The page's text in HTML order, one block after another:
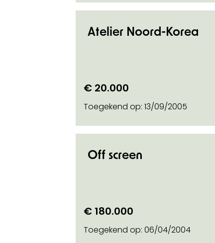
Atelier Noord-Korea
€ 20.000
Toegekend op: 13/09/2005
Off screen
€ 180.000
Toegekend op: 06/04/2004